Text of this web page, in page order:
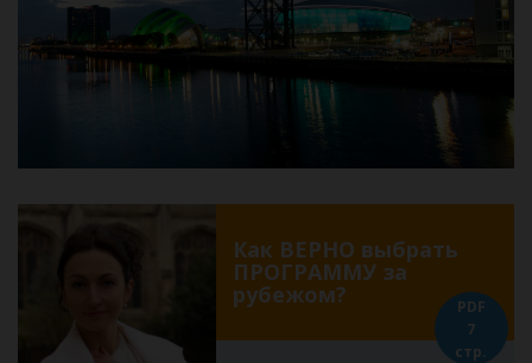
Как ВЕРНО выбрать
ПРОГРАММУ за
рубежом?
PDF
7
стр.